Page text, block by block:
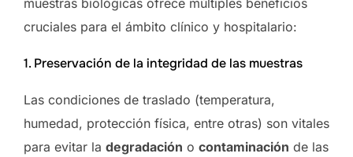
muestras biológicas ofrece múltiples beneficios
cruciales para el ámbito clínico y hospitalario:
1. Preservación de la integridad de las muestras
Las condiciones de traslado (temperatura,
humedad, protección física, entre otras) son vitales
para evitar la degradación o contaminación de las